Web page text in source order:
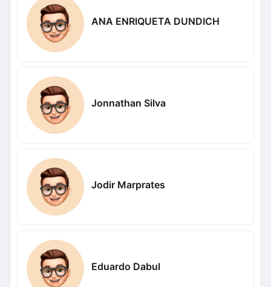
ANA ENRIQUETA DUNDICH
Jonnathan Silva
Jodir Marprates
Eduardo Dabul